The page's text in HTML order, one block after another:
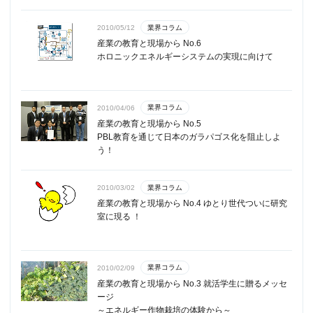
2010/05/12 業界コラム
産業の教育と現場から No.6
ホロニックエネルギーシステムの実現に向けて
2010/04/06 業界コラム
産業の教育と現場から No.5
PBL教育を通じて日本のガラパゴス化を阻止しよ
う！
2010/03/02 業界コラム
産業の教育と現場から No.4 ゆとり世代ついに研究
室に現る ！
2010/02/09 業界コラム
産業の教育と現場から No.3 就活学生に贈るメッセ
ージ
～エネルギー作物栽培の体験から～